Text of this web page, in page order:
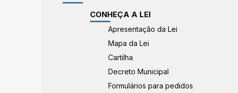
CONHEÇA A LEI
Apresentação da Lei
Mapa da Lei
Cartilha
Decreto Municipal
Formulários para pedidos